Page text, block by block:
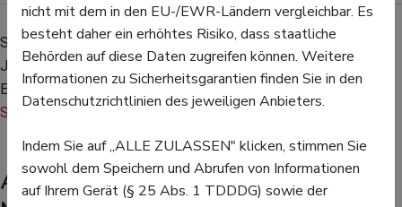
Sie haben Fragen zum Thema Mädchensprechstunde oder
Jugendliche im Allgemeinen? Gesundheits-Experten und -
Expertinnen aus Ihrer Region beraten Sie gerne. Hier gelangen
Sie zur Expertensuche.
Alles geschieht freiwillig - die
nicht mit dem in den EU-/EWR-Ländern vergleichbar. Es
besteht daher ein erhöhtes Risiko, dass staatliche
Behörden auf diese Daten zugreifen können. Weitere
Informationen zu Sicherheitsgarantien finden Sie in den
Datenschutzrichtlinien des jeweiligen Anbieters.
Indem Sie auf „ALLE ZULASSEN" klicken, stimmen Sie
sowohl dem Speichern und Abrufen von Informationen
auf Ihrem Gerät (§ 25 Abs. 1 TDDDG) sowie der